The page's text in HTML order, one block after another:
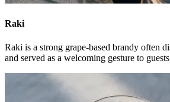
Raki
Raki is a strong grape-based brandy often
and served as a welcoming gesture to